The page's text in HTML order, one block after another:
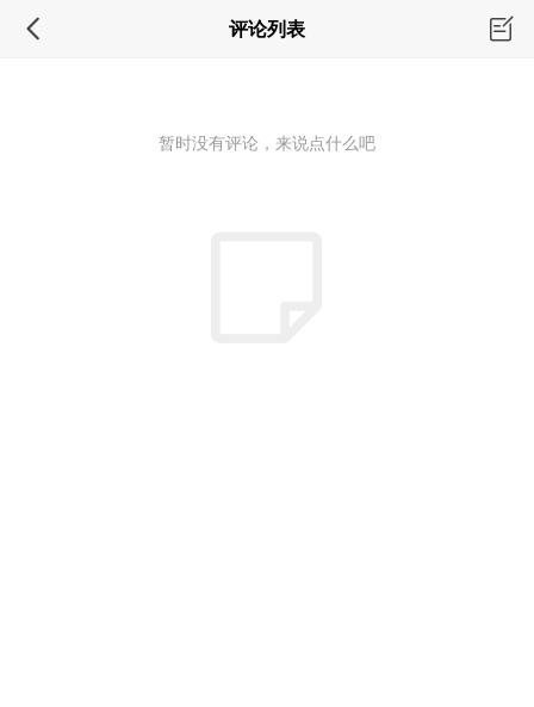
评论列表
暂时没有评论，来说点什么吧